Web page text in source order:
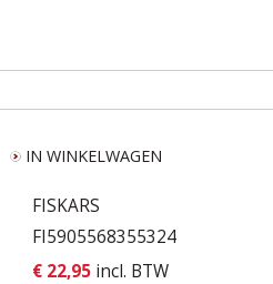
IN WINKELWAGEN
FISKARS
FI5905568355324
€ 22,95 incl. BTW